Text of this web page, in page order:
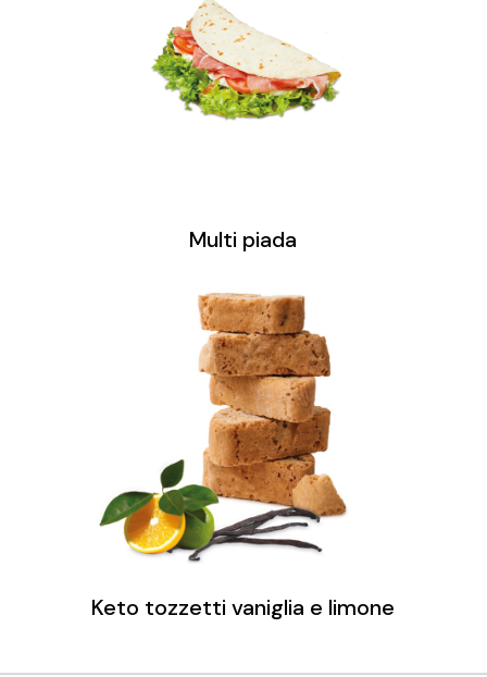
Multi piada
Keto tozzetti vaniglia e limone